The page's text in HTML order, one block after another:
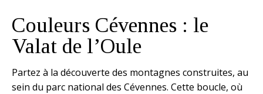
Couleurs Cévennes : le
Valat de l’Oule
Partez à la découverte des montagnes construites, au
sein du parc national des Cévennes. Cette boucle, où